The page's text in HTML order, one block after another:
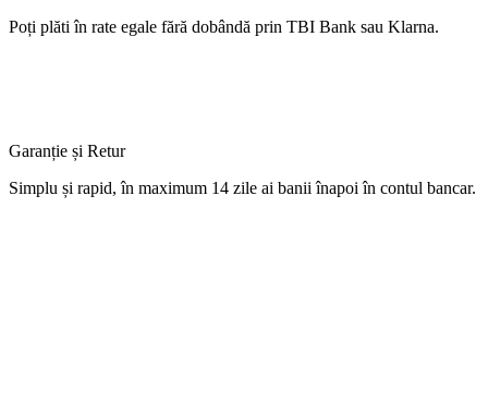
Poți plăti în rate egale fără dobândă prin TBI Bank sau Klarna.
Garanție și Retur
Simplu și rapid,în maximum 14 zile ai banii înapoi în contul bancar.